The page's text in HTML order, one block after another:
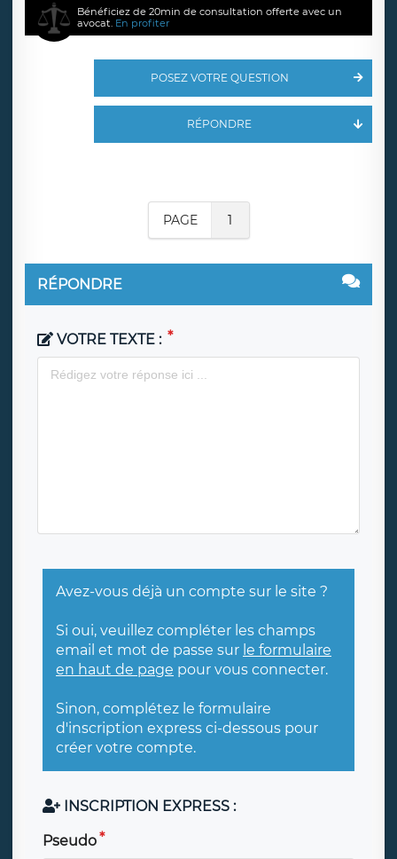
Bénéficiez de 20min de consultation offerte avec un
avocat. En profiter
POSEZ VOTRE QUESTION
RÉPONDRE
PAGE 1
RÉPONDRE
VOTRE TEXTE :
Avez-vous déjà un compte sur le site ?
Si oui, veuillez compléter les champs
email et mot de passe sur le formulaire
en haut de page pour vous connecter.
Sinon, complétez le formulaire
d'inscription express ci-dessous pour
créer votre compte.
INSCRIPTION EXPRESS :
Pseudo